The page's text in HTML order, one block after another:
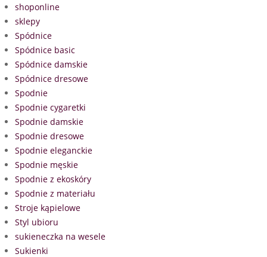
shoponline
sklepy
Spódnice
Spódnice basic
Spódnice damskie
Spódnice dresowe
Spodnie
Spodnie cygaretki
Spodnie damskie
Spodnie dresowe
Spodnie eleganckie
Spodnie męskie
Spodnie z ekoskóry
Spodnie z materiału
Stroje kąpielowe
Styl ubioru
sukieneczka na wesele
Sukienki